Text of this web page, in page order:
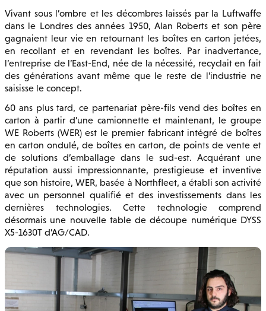
Vivant sous l’ombre et les décombres laissés par la Luftwaffe
dans le Londres des années 1950, Alan Roberts et son père
gagnaient leur vie en retournant les boîtes en carton jetées,
en recollant et en revendant les boîtes. Par inadvertance,
l’entreprise de l’East-End, née de la nécessité, recyclait en fait
des générations avant même que le reste de l’industrie ne
saisisse le concept.
60 ans plus tard, ce partenariat père-fils vend des boîtes en
carton à partir d’une camionnette et maintenant, le groupe
WE Roberts (WER) est le premier fabricant intégré de boîtes
en carton ondulé, de boîtes en carton, de points de vente et
de solutions d’emballage dans le sud-est. Acquérant une
réputation aussi impressionnante, prestigieuse et inventive
que son histoire, WER, basée à Northfleet, a établi son activité
avec un personnel qualifié et des investissements dans les
dernières technologies. Cette technologie comprend
désormais une nouvelle table de découpe numérique DYSS
X5-1630T d’AG/CAD.